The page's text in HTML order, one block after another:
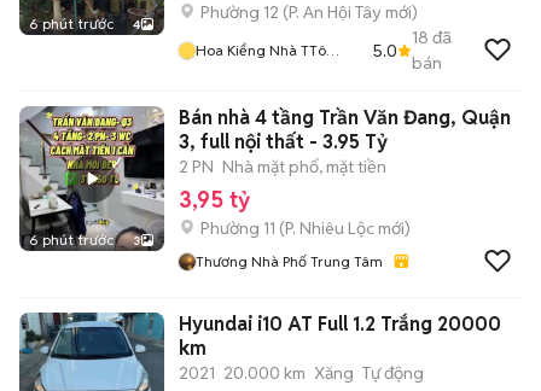
6 phút trước 4
Phường 12 (P. An Hội Tây mới)
Hoa Kiểng Nhà TTô
5.0
18 đã
bán
6 phút trước 3
Bán nhà 4 tầng Trần Văn Đang, Quận
3, full nội thất - 3.95 Tỷ
2 PN Nhà mặt phố, mặt tiền
3,95 tỷ
Phường 11 (P. Nhiêu Lộc mới)
Thương Nhà Phố Trung Tâm
Hyundai i10 AT Full 1.2 Trắng 20000
km
2021 20.000 km Xăng Tự động